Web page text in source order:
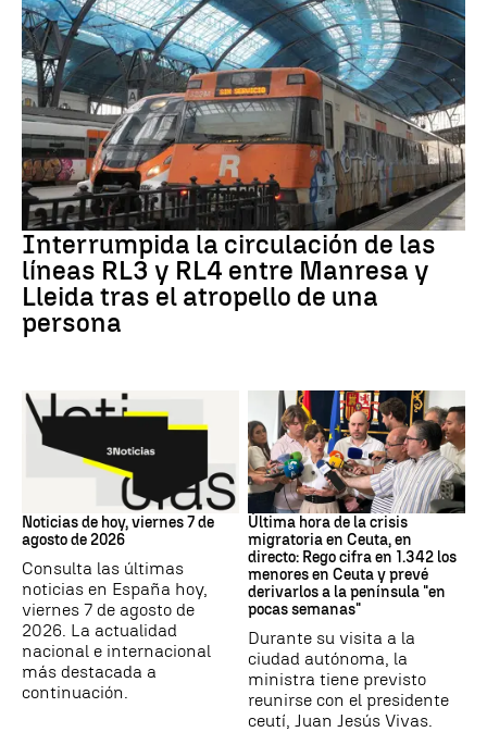
RODALÍES
Interrumpida la circulación de las
líneas RL3 y RL4 entre Manresa y
Lleida tras el atropello de una
persona
Noticias de hoy, viernes 7 de
agosto de 2026
Consulta las últimas
noticias en España hoy,
viernes 7 de agosto de
2026. La actualidad
nacional e internacional
más destacada a
continuación.
Crisis migratoria
Última hora de la crisis
migratoria en Ceuta, en
directo: Rego cifra en 1.342 los
menores en Ceuta y prevé
derivarlos a la península "en
pocas semanas"
Durante su visita a la
ciudad autónoma, la
ministra tiene previsto
reunirse con el presidente
ceutí, Juan Jesús Vivas.